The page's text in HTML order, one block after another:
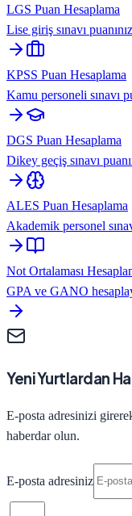
LGS Puan Hesaplama
Lise giriş sınavı
KPSS Puan Hesaplama
Kamu personeli sınavı
DGS Puan Hesaplama
Dikey geçiş sınavı
ALES Puan Hesaplama
Akademik personel
Not Ortalaması
GPA ve GANO
Yeni Yurtlardan
E-posta adresinizi
haberdar olun.
E-posta adresiniz